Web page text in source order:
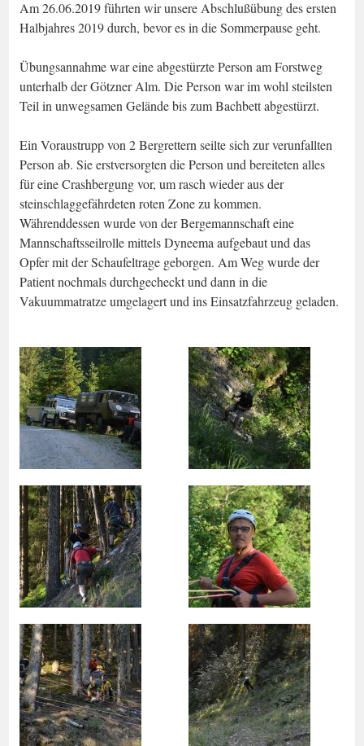
Am 26.06.2019 führten wir unsere Abschlußübung des ersten
Halbjahres 2019 durch, bevor es in die Sommerpause geht.
Übungsannahme war eine abgestürzte Person am Forstweg
unterhalb der Götzner Alm. Die Person war im wohl steilsten
Teil in unwegsamen Gelände bis zum Bachbett abgestürzt.
Ein Voraustrupp von 2 Bergrettern seilte sich zur verunfallten
Person ab. Sie erstversorgten die Person und bereiteten alles
für eine Crashbergung vor, um rasch wieder aus der
steinschlaggefährdeten roten Zone zu kommen.
Währenddessen wurde von der Bergemannschaft eine
Mannschaftsseilrolle mittels Dyneema aufgebaut und das
Opfer mit der Schaufeltrage geborgen. Am Weg wurde der
Patient nochmals durchgecheckt und dann in die
Vakuummatratze umgelagert und ins Einsatzfahrzeug geladen.